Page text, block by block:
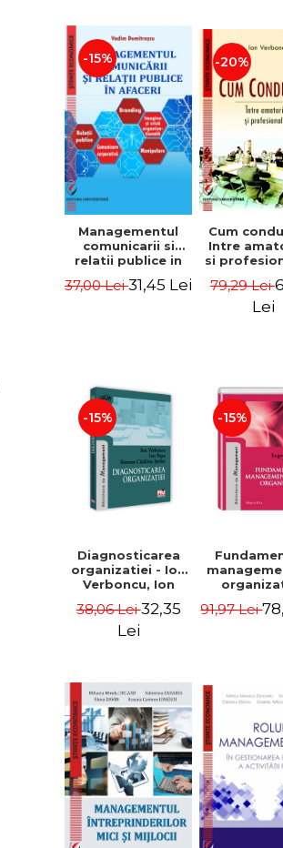
-15%
Managementul
comunicarii si
relatii publice in
Dumitrascu
37,00 Lei31,45 Lei
-20%
Cum
Intre
si
79,29 Lei
Lei
-15%
Diagnosticarea
organizatiei - Ion
Verboncu, Ion
Catalina Stefan
38,06 Lei32,35
Lei
-15%
Eugen
91,97 Lei